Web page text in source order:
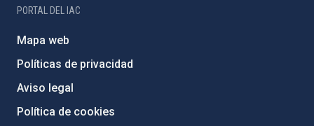
PORTAL DEL IAC
Mapa web
Políticas de privacidad
Aviso legal
Política de cookies